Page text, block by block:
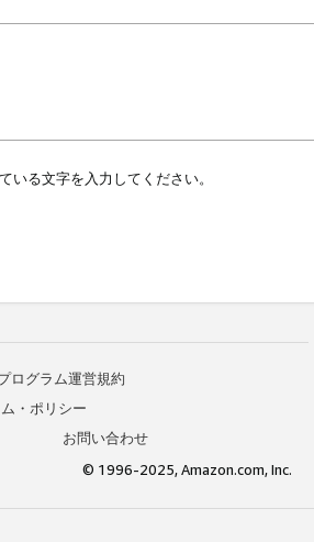
いる文字を入力してください。
ログラム運営規約
・ポリシー
お問い合わせ
© 1996-2025, Amazon.com, Inc.